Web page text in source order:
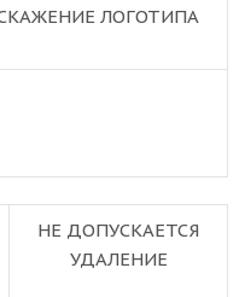
ЛОГОТИПА
НЕ ДОПУСКАЕТСЯ
УДАЛЕНИЕ